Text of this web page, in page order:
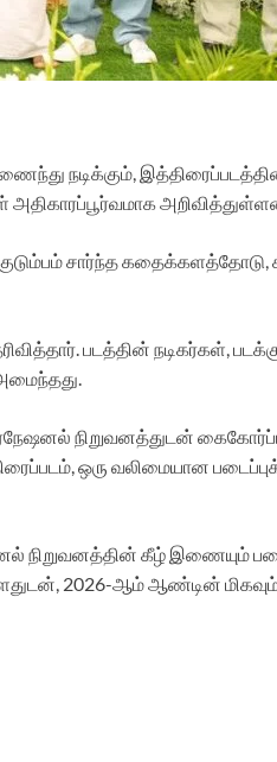
நடிக்கும், இத்திரைப்படத்தின்
அதிகாரப்பூர்வமாக
சார்ந்த கதைக்களத்தோடு,
படத்தின் நடிகர்கள்,
நிறுவனத்துடன்
ஒரு வலிமையான படைப்புக்
நிறுவனத்தின் கீழ் இணையும்
2026-ஆம் ஆண்டின் மிகவும்